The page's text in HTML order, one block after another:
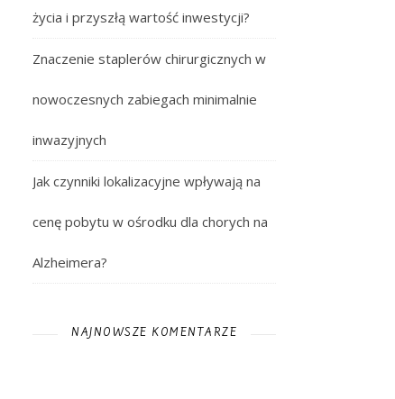
życia i przyszłą wartość inwestycji?
Znaczenie staplerów chirurgicznych w
nowoczesnych zabiegach minimalnie
inwazyjnych
Jak czynniki lokalizacyjne wpływają na
cenę pobytu w ośrodku dla chorych na
Alzheimera?
NAJNOWSZE KOMENTARZE